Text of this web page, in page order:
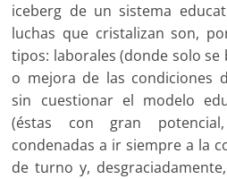
iceberg de un sistema
luchas que cristalizan son,
tipos: laborales (donde solo
o mejora de las condiciones
sin cuestionar el modelo
(éstas con gran
condenadas a ir siempre a la
de turno y,